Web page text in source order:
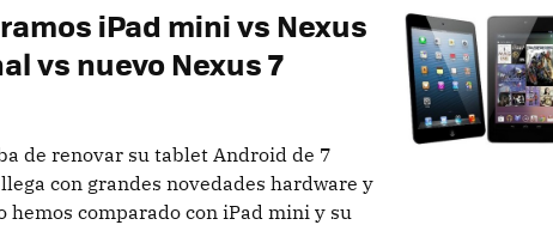
iPad mini vs Nexus
vs nuevo Nexus 7
de renovar su tablet Android de 7
con grandes novedades hardware y
hemos comparado con iPad mini y su